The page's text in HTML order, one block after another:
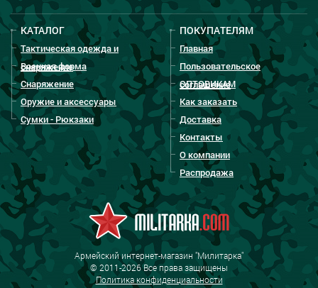
КАТАЛОГ
Тактическая одежда и
снаряжение
Военная форма
Снаряжение
Оружие и аксессуары
Сумки - Рюкзаки
ПОКУПАТЕЛЯМ
Главная
Пользовательское
соглашение
ОПТОВИКАМ
Как заказать
Доставка
Контакты
О компании
Распродажа
Армейский интернет-магазин "Милитарка"
© 2011-2026 Все права защищены
Политика конфиденциальности